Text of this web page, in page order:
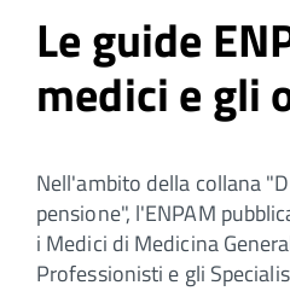
Le guide
medici e gli
Nell'ambito della collana
pensione", l'ENPAM
i Medici di Medicina
Professionisti e gli